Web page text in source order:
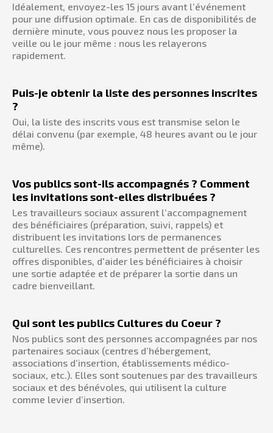
Idéalement, envoyez-les 15 jours avant l’événement
pour une diffusion optimale. En cas de disponibilités de
dernière minute, vous pouvez nous les proposer la
veille ou le jour même : nous les relayerons
rapidement.
Puis-je obtenir la liste des personnes inscrites
?
Oui, la liste des inscrits vous est transmise selon le
délai convenu (par exemple, 48 heures avant ou le jour
même).
Vos publics sont-ils accompagnés ? Comment
les invitations sont-elles distribuées ?
Les travailleurs sociaux assurent l’accompagnement
des bénéficiaires (préparation, suivi, rappels) et
distribuent les invitations lors de permanences
culturelles. Ces rencontres permettent de présenter les
offres disponibles, d'aider les bénéficiaires à choisir
une sortie adaptée et de préparer la sortie dans un
cadre bienveillant.
Qui sont les publics Cultures du Coeur ?
Nos publics sont des personnes accompagnées par nos
partenaires sociaux (centres d’hébergement,
associations d’insertion, établissements médico-
sociaux, etc.). Elles sont soutenues par des travailleurs
sociaux et des bénévoles, qui utilisent la culture
comme levier d’insertion.